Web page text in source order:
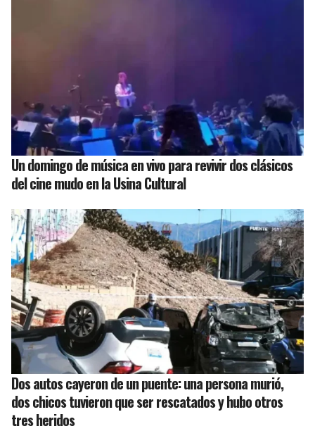
Un domingo de música en vivo para revivir dos clásicos
del cine mudo en la Usina Cultural
Dos autos cayeron de un puente: una persona murió,
dos chicos tuvieron que ser rescatados y hubo otros
tres heridos